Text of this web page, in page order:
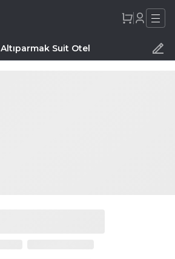
Altıparmak Suit Otel